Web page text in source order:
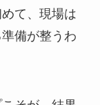
て、現場は
備が整うわ